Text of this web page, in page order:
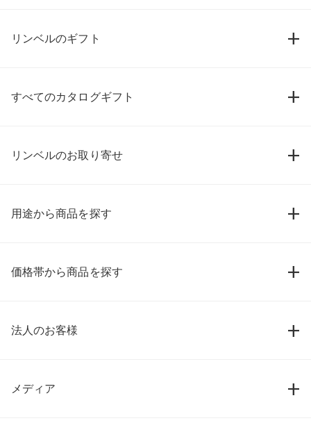
リンベルのギフト
すべてのカタログギフト
リンベルのお取り寄せ
用途から商品を探す
価格帯から商品を探す
法人のお客様
メディア